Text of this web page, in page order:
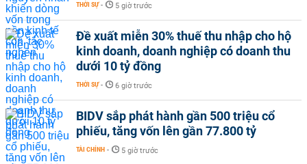
THỜI SỰ - 5 giờ trước
Đề xuất miễn 30% thuế thu nhập cho hộ
kinh doanh, doanh nghiệp có doanh thu
dưới 10 tỷ đồng
THỜI SỰ - 6 giờ trước
BIDV sắp phát hành gần 500 triệu cổ
phiếu, tăng vốn lên gần 77.800 tỷ
TÀI CHÍNH - 5 giờ trước